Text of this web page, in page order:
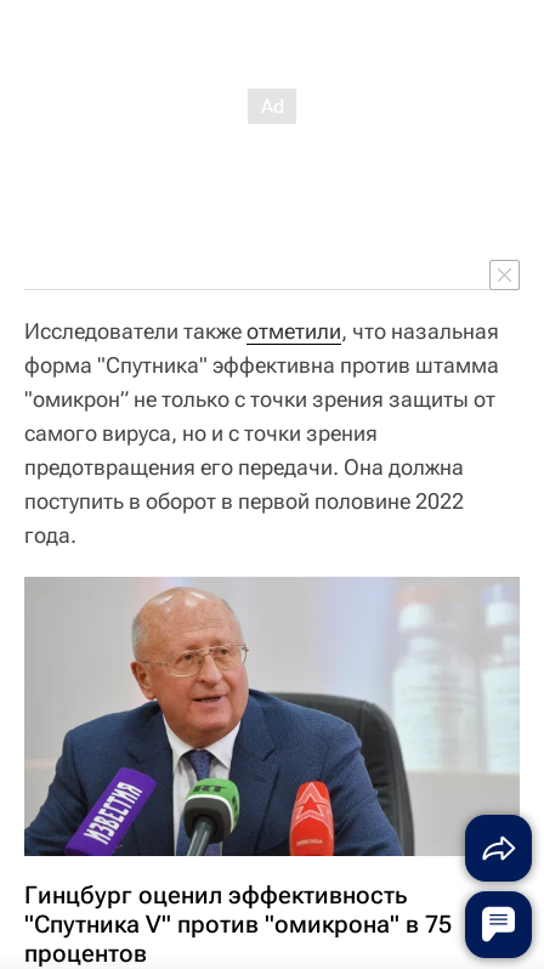
Исследователи такжеотметили, что назальная
форма "Спутника" эффективна против штамма
"омикрон” не только с точки зрения защиты от
самого вируса, но и с точки зрения
предотвращения его передачи. Она должна
поступить в оборот в первой половине 2022
года.
Гинцбург оценил эффективность
"Спутника V" против "омикрона" в 75
процентов